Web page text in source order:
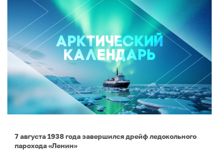
7 августа 1938 года завершился дрейф ледокольного
парохода «Ленин»